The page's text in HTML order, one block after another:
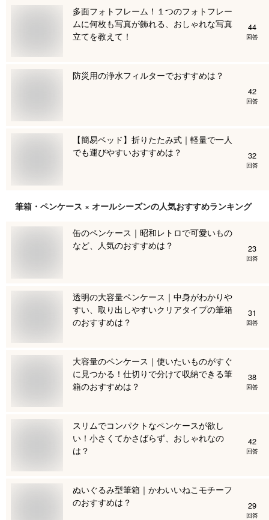
多面フォトフレーム！１つのフォトフレー
ムに何枚も写真が飾れる、おしゃれな写真
立てを教えて！
44
回答
防災用の浄水フィルターでおすすめは？
42
回答
【簡易ベッド】折りたたみ式｜軽量で一人
でも運びやすいおすすめは？
32
回答
筆箱・ペンケース × オールシーズンの人気おすすめランキング
缶のペンケース｜昭和レトロで可愛いもの
など、人気のおすすめは？
23
回答
透明の大容量ペンケース｜中身がわかりや
すい、取り出しやすいクリアタイプの筆箱
のおすすめは？
31
回答
大容量のペンケース｜使いたいものがすぐ
に見つかる！仕切りで分けて収納できる筆
箱のおすすめは？
38
回答
スリムでコンパクトなペンケースが欲し
い！小さくてかさばらず、おしゃれなの
は？
42
回答
ぬいぐるみ型筆箱｜かわいいねこモチーフ
のおすすめは？
29
回答